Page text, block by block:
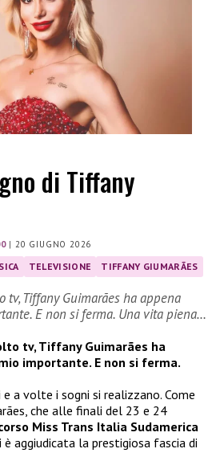
di Tiffany
| 20 GIUGNO 2026
TELEVISIONE TIFFANY GIUMARÃES
tv, Tiffany Guimarães ha appena
E non si ferma. Una vita piena…
tv, Tiffany Guimarães ha
importante. E non si ferma.
a volte i sogni si realizzano. Come
che alle finali del 23 e 24
Miss Trans Italia Sudamerica
è aggiudicata la prestigiosa fascia di